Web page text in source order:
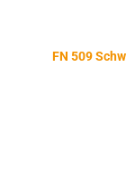
FN 509